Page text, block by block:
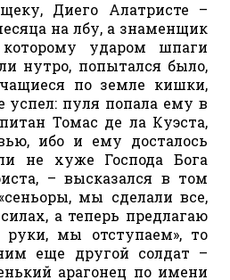
Диего Алатристе –
на лбу, а знаменщик
ударом шпаги
нутро, попытался было,
по земле кишки,
успел: пуля попала ему в
Томас де ла Куэста,
ибо и ему досталось
не хуже Господа Бога
– высказался в том
мы сделали все,
а теперь предлагаю
мы отступаем», то
еще другой солдат –
арагонец по имени